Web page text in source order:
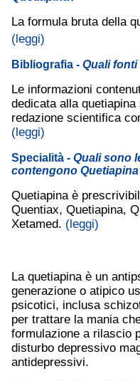
La formula bruta della
(leggi)
Bibliografia - Quali
Le informazioni
dedicata alla
redazione scientifica
(leggi)
Specialità - Quali sono
contengono
Quetiapina è
Quentiax, Quetiapina,
Xetamed. (leggi)
La quetiapina è un
generazione o atipico
psicotici, inclusa
per trattare la mania
formulazione a rilascio
disturbo depressivo
antidepressivi.